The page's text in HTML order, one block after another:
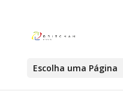
Escolha uma Página